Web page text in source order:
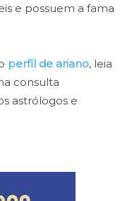
e possuem a fama
perfil de ariano, leia
consulta
astrólogos e